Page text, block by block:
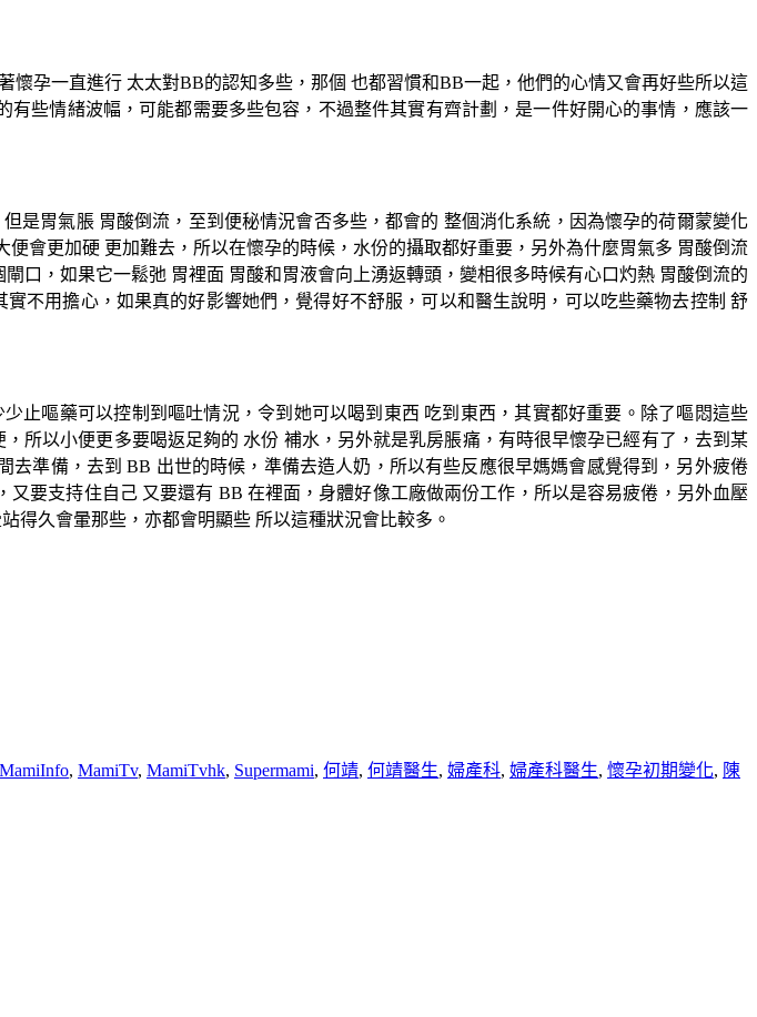
孕一直進行 太太對BB的認知多些，那個 也都習慣和BB一起，他們的心情又會再好些所以這
些情緒波幅，可能都需要多些包容，不過整件其實有齊計劃，是一件好開心的事情，應該一
是胃氣脹 胃酸倒流，至到便秘情況會否多些，都會的 整個消化系統，因為懷孕的荷爾蒙變化
會更加硬 更加難去，所以在懷孕的時候，水份的攝取都好重要，另外為什麼胃氣多 胃酸倒流
口，如果它一鬆弛 胃裡面 胃酸和胃液會向上湧返轉頭，變相很多時候有心口灼熱 胃酸倒流的
不用擔心，如果真的好影響她們，覺得好不舒服，可以和醫生說明，可以吃些藥物去控制 舒
止嘔藥可以控制到嘔吐情況，令到她可以喝到東西 吃到東西，其實都好重要。除了嘔悶這些
所以小便更多要喝返足夠的 水份 補水，另外就是乳房脹痛，有時很早懷孕已經有了，去到某
準備，去到 BB 出世的時候，準備去造人奶，所以有些反應很早媽媽會感覺得到，另外疲倦
要支持住自己 又要還有 BB 在裡面，身體好像工廠做兩份工作，所以是容易疲倦，另外血壓
得久會暈那些，亦都會明顯些 所以這種狀況會比較多。
MamiInfo, MamiTv, MamiTvhk, Supermami, 何靖, 何靖醫生, 婦產科, 婦產科醫生, 懷孕初期變化, 陳